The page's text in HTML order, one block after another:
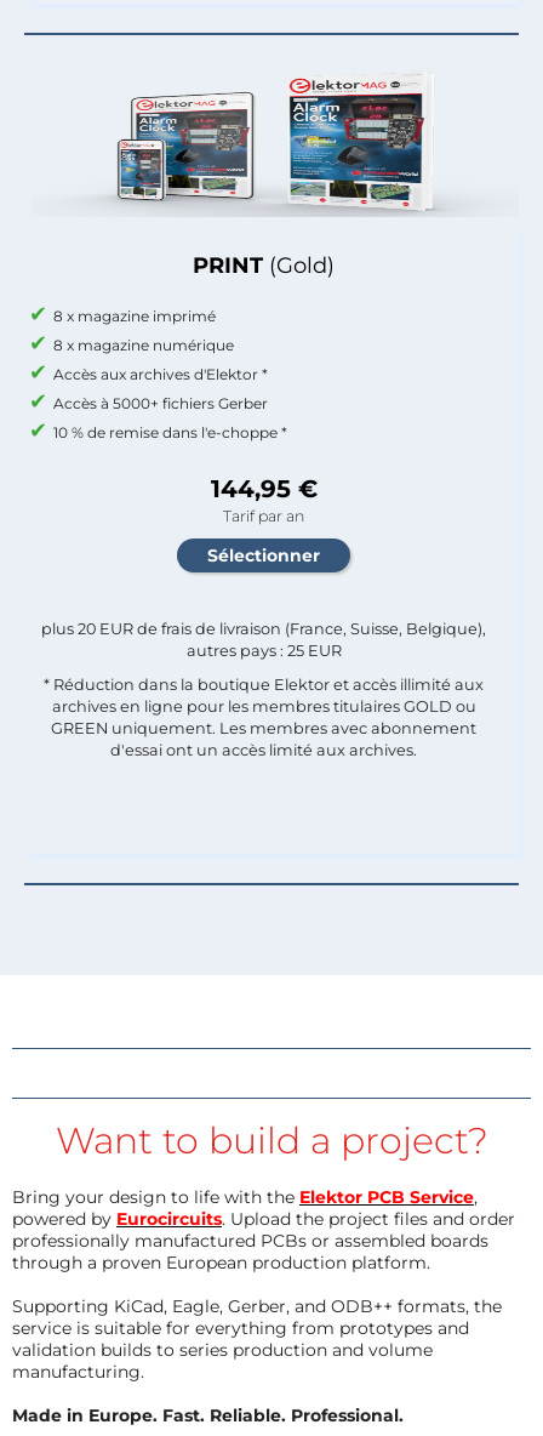
PRINT (Gold)
8 x magazine imprimé
8 x magazine numérique
Accès aux archives d'Elektor *
Accès à 5000+ fichiers Gerber
10 % de remise dans l'e-choppe *
144,95 €
Tarif par an
plus 20 EUR de frais de livraison (France, Suisse, Belgique),
autres pays : 25 EUR
* Réduction dans la boutique Elektor et accès illimité aux
archives en ligne pour les membres titulaires GOLD ou
GREEN uniquement. Les membres avec abonnement
d'essai ont un accès limité aux archives.
Want to build a project?
Bring your design to life with the Elektor PCB Service,
powered by Eurocircuits. Upload the project files and order
professionally manufactured PCBs or assembled boards
through a proven European production platform.
Supporting KiCad, Eagle, Gerber, and ODB++ formats, the
service is suitable for everything from prototypes and
validation builds to series production and volume
manufacturing.
Made in Europe. Fast. Reliable. Professional.